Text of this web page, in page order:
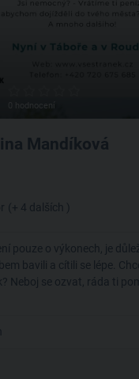
0 hodnocení
Mandíková
(+ 4 dalších )
pouze o výkonech, je
bavili a cítili se lépe.
Neboj se ozvat, ráda ti